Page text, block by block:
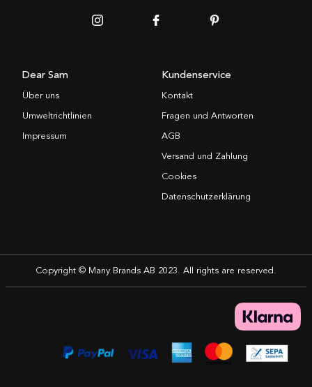
Dear Sam
Über uns
Umweltrichtlinien
Impressum
Kundenservice
Kontakt
Fragen und Antworten
AGB
Versand und Zahlung
Cookies
Datenschutzerklärung
Copyright © Many Brands AB 2023. All rights are reserved.